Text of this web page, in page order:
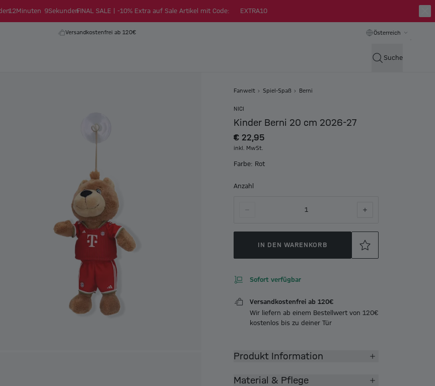
12Minuten 9SekundenFINAL SALE | -10% Extra auf Sale Artikel mit Code: EXTRA10
Versandkostenfrei ab 120€ Österreich
Suche
Fanwelt Spiel-Spaß Berni
NICI
Kinder Berni 20 cm 2026-27
€ 22,95
inkl. MwSt.
Farbe: Rot
Anzahl
1
IN DEN WARENKORB
Sofort verfügbar
Versandkostenfrei ab 120€
Wir liefern ab einem Bestellwert von 120€
kostenlos bis zu deiner Tür
Produkt Information
Material & Pflege